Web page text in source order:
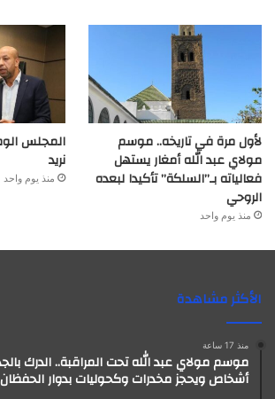
لأول مرة في تاريخه.. موسم
مولاي عبد الله أمغار يستهل
فعالياته بـ”السلكة” تأكيدا لبعده
الروحي
منذ يوم واحد
المجلس
نريد
منذ يوم واحد
الأكثر مشاهدة
منذ 17 ساعة
أشخاص ويحجز مخدرات وكحوليات بدوار الحفظان